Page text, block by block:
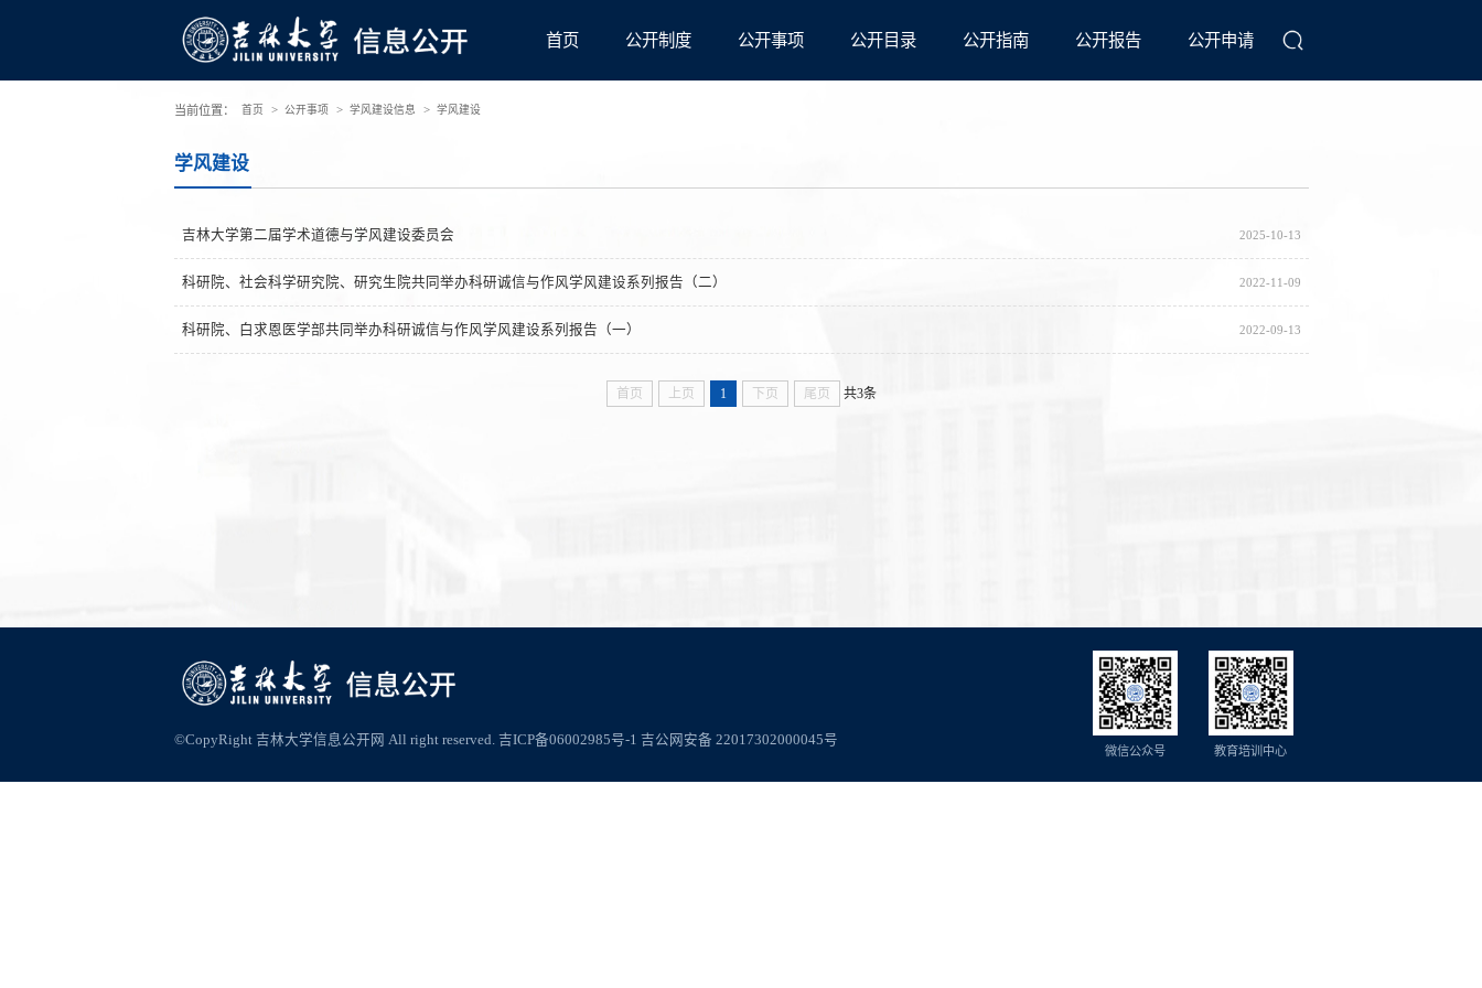
首页 公开制度 公开事项 公开目录 公开指南 公开报告 公开申请
当前位置： 首页 > 公开事项 > 学风建设信息 > 学风建设
学风建设
吉林大学第二届学术道德与学风建设委员会 2025-10-13
科研院、社会科学研究院、研究生院共同举办科研诚信与作风学风建设系列报告（二） 2022-11-09
科研院、白求恩医学部共同举办科研诚信与作风学风建设系列报告（一） 2022-09-13
首页 上页 1 下页 尾页 共3条
©CopyRight 吉林大学信息公开网 All right reserved. 吉ICP备06002985号-1 吉公网安备 22017302000045号
微信公众号 教育培训中心